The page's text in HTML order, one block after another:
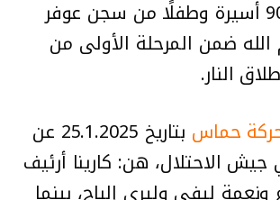
عن 90 أسيرة وطفلًا من سجن عوفر
ضمن المرحلة الأولى من
النار.
حماس
بتاريخ 25.1.2025 عن
جيش الاحتلال، هن: كارينا أرئيف
ونعمة ليفي وليري إلباج، بينما